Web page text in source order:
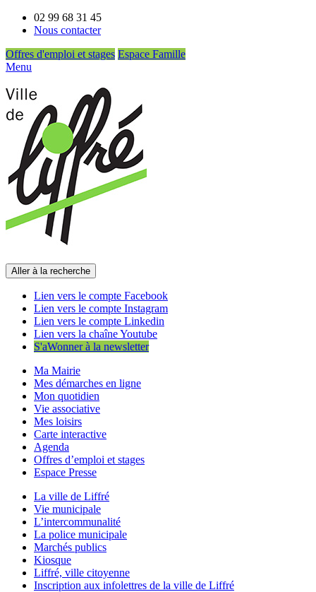
02 99 68 31 45
Nous contacter
Offres d'emploi et stages Espace Famille
Menu
Aller à la recherche
Lien vers le compte Facebook
Lien vers le compte Instagram
Lien vers le compte Linkedin
Lien vers la chaîne Youtube
S'aWonner à la newsletter
Ma Mairie
Mes démarches en ligne
Mon quotidien
Vie associative
Mes loisirs
Carte interactive
Agenda
Offres d’emploi et stages
Espace Presse
La ville de Liffré
Vie municipale
L’intercommunalité
La police municipale
Marchés publics
Kiosque
Liffré, ville citoyenne
Inscription aux infolettres de la ville de Liffré